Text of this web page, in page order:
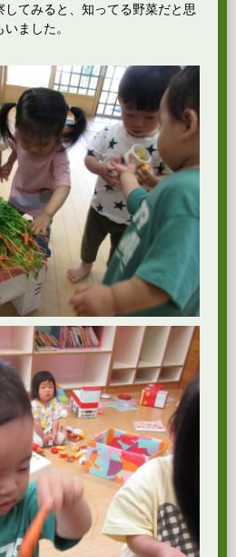
してみると、知ってる野菜だと思
ました。